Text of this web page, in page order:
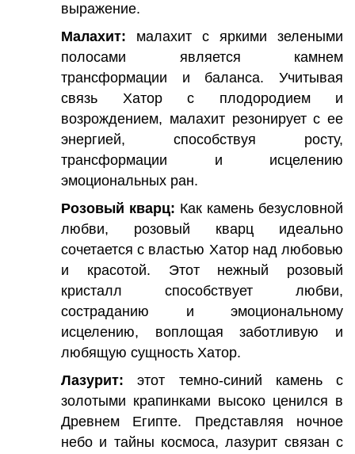
выражение.
Малахит: малахит с яркими зелеными
полосами является камнем
трансформации и баланса. Учитывая
связь Хатор с плодородием и
возрождением, малахит резонирует с ее
энергией, способствуя росту,
трансформации и исцелению
эмоциональных ран.
Розовый кварц: Как камень безусловной
любви, розовый кварц идеально
сочетается с властью Хатор над любовью
и красотой. Этот нежный розовый
кристалл способствует любви,
состраданию и эмоциональному
исцелению, воплощая заботливую и
любящую сущность Хатор.
Лазурит: этот темно-синий камень с
золотыми крапинками высоко ценился в
Древнем Египте. Представляя ночное
небо и тайны космоса, лазурит связан с